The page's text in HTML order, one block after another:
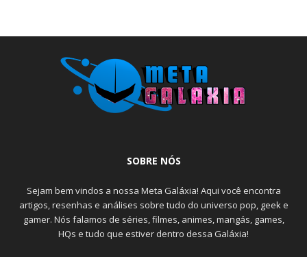
SOBRE NÓS
Sejam bem vindos a nossa Meta Galáxia! Aqui você encontra
artigos, resenhas e análises sobre tudo do universo pop, geek e
gamer. Nós falamos de séries, filmes, animes, mangás, games,
HQs e tudo que estiver dentro dessa Galáxia!